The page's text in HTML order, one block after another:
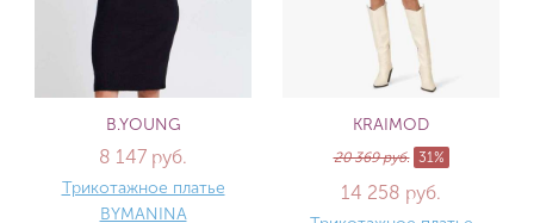
B.YOUNG
8 147 руб.
Трикотажное платье
BYMANINA
KRAIMOD
20 369 руб. 31%
14 258 руб.